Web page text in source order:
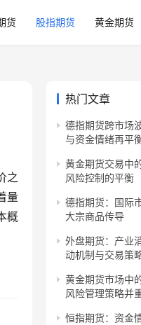
货 股指期货 黄金期货
之
量
概
热门文章
德指期货跨市场
与资金情绪再平
黄金期货交易中
风险控制的平衡
德指期货：国际
大宗商品传导
外盘期货：产业
动机制与交易策
黄金期货市场中
风险管理策略并
恒指期货：资金